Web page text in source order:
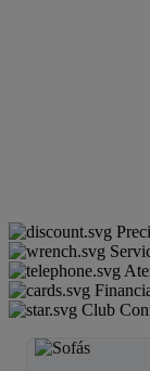
Club